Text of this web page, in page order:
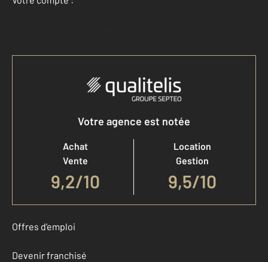
Accéder à mon compte
Votre agence est notée
Achat
Vente
9,2/10
Location
Gestion
9,5/10
Offres d'emploi
Devenir franchisé